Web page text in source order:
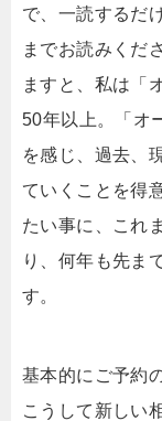
で、一読するだ
までお読みくだ
ますと、私は「
50年以上。「オ
を感じ、過去、
ていくことを得
たい事に、これ
り、何年も先ま
す。
基本的にご予約
こうして新しい